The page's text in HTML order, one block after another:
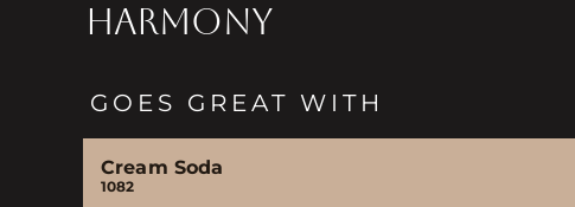
HARMONY
GOES GREAT WITH
Cream Soda
1082